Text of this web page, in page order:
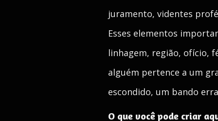
juramento, videntes
Esses elementos
linhagem, região, ofício,
alguém pertence a um
escondido, um bando
O que você pode criar